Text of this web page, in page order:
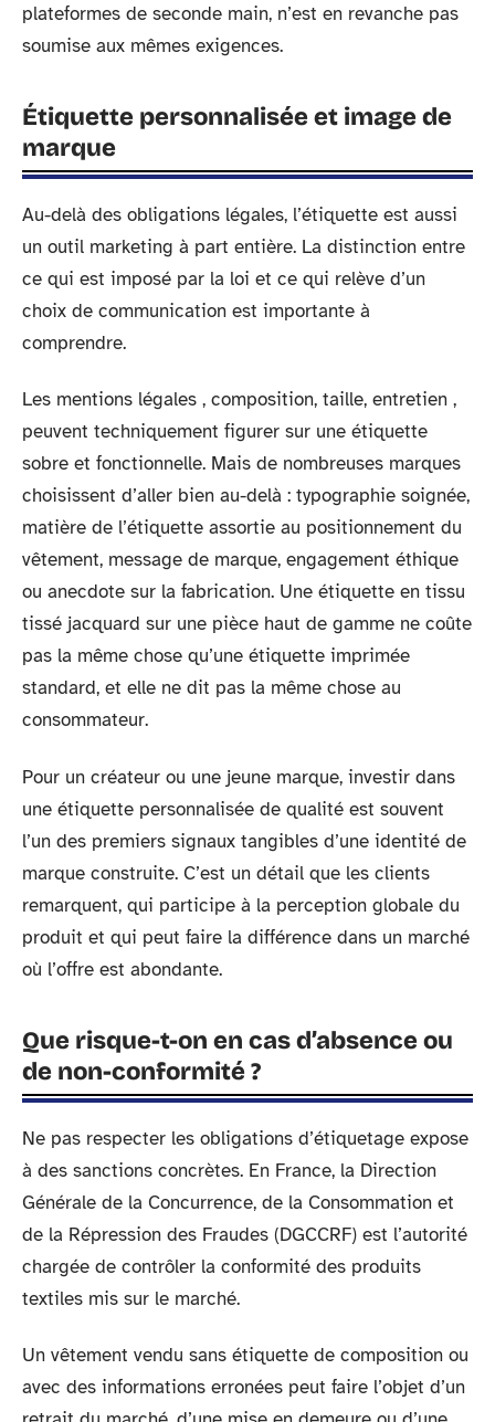
plateformes de seconde main, n’est en revanche pas
soumise aux mêmes exigences.
Étiquette personnalisée et image de
marque
Au-delà des obligations légales, l’étiquette est aussi
un outil marketing à part entière. La distinction entre
ce qui est imposé par la loi et ce qui relève d’un
choix de communication est importante à
comprendre.
Les mentions légales , composition, taille, entretien ,
peuvent techniquement figurer sur une étiquette
sobre et fonctionnelle. Mais de nombreuses marques
choisissent d’aller bien au-delà : typographie soignée,
matière de l’étiquette assortie au positionnement du
vêtement, message de marque, engagement éthique
ou anecdote sur la fabrication. Une étiquette en tissu
tissé jacquard sur une pièce haut de gamme ne coûte
pas la même chose qu’une étiquette imprimée
standard, et elle ne dit pas la même chose au
consommateur.
Pour un créateur ou une jeune marque, investir dans
une étiquette personnalisée de qualité est souvent
l’un des premiers signaux tangibles d’une identité de
marque construite. C’est un détail que les clients
remarquent, qui participe à la perception globale du
produit et qui peut faire la différence dans un marché
où l’offre est abondante.
Que risque-t-on en cas d’absence ou
de non-conformité ?
Ne pas respecter les obligations d’étiquetage expose
à des sanctions concrètes. En France, la Direction
Générale de la Concurrence, de la Consommation et
de la Répression des Fraudes (DGCCRF) est l’autorité
chargée de contrôler la conformité des produits
textiles mis sur le marché.
Un vêtement vendu sans étiquette de composition ou
avec des informations erronées peut faire l’objet d’un